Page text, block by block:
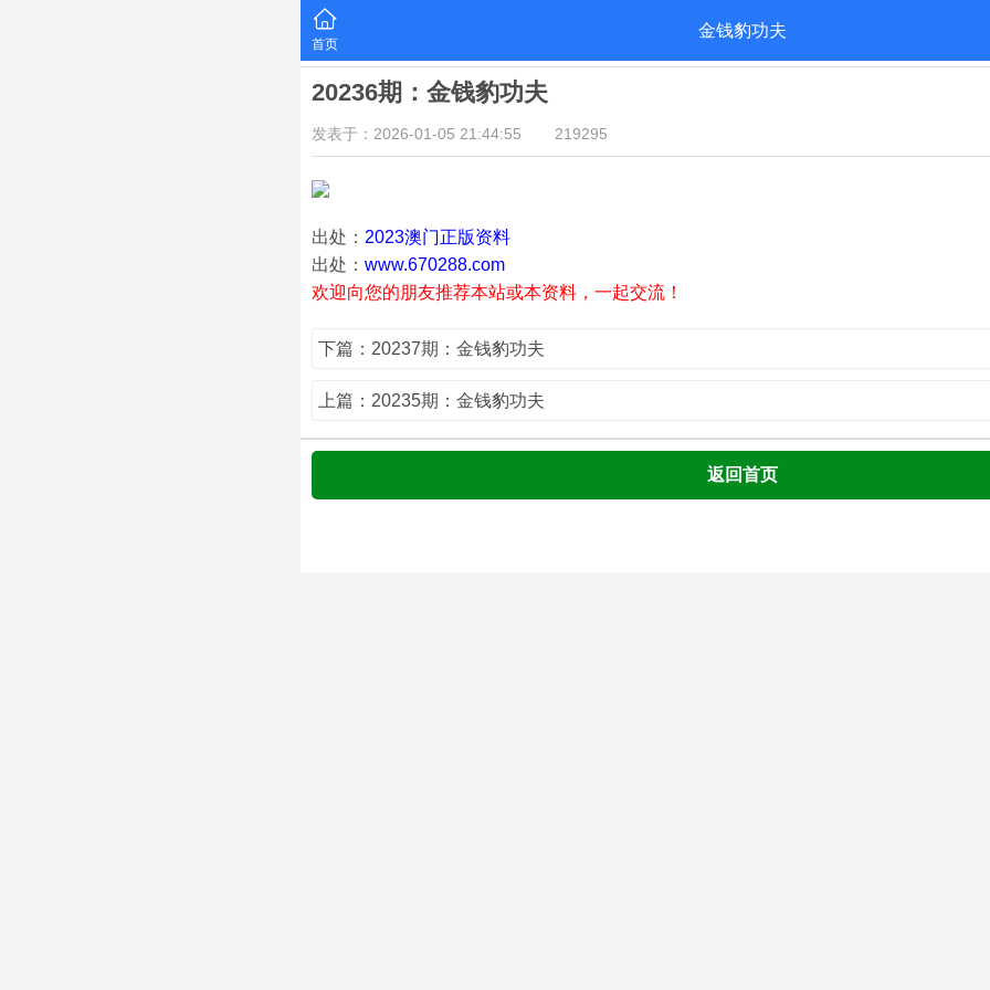
首页
金钱豹功夫
20236期：金钱豹功夫
发表于：2026-01-05 21:44:55 219295
出处： 2023澳门正版资料
出处： www.670288.com
欢迎向您的朋友推荐本站或本资料，一起交流！
下篇：20237期：金钱豹功夫
上篇：20235期：金钱豹功夫
返回首页